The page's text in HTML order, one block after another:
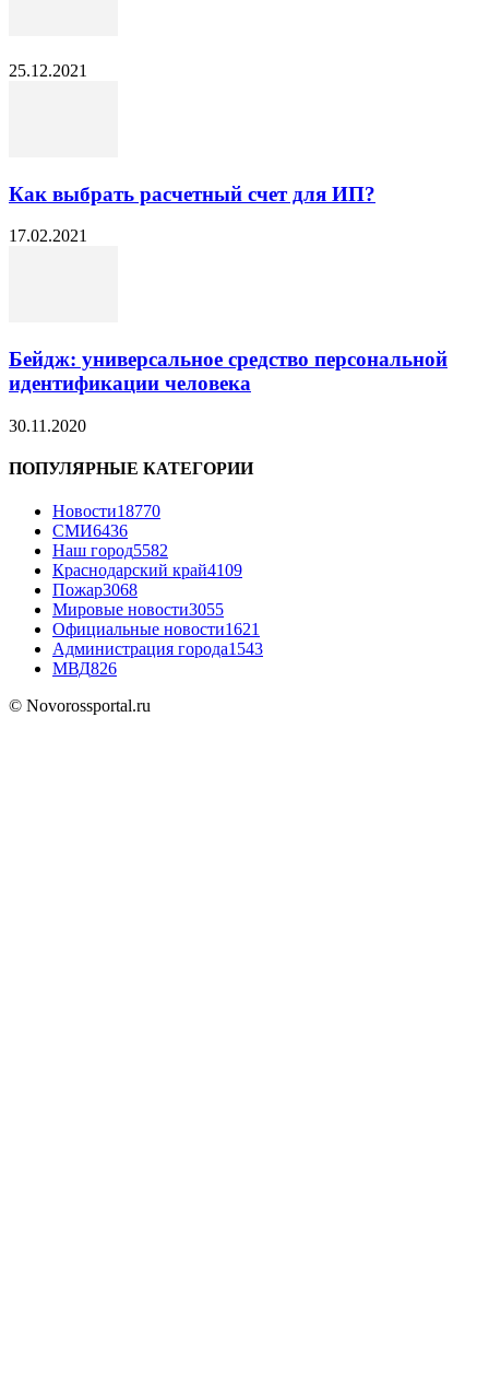
25.12.2021
Как выбрать расчетный счет для ИП?
17.02.2021
Бейдж: универсальное средство персональной
идентификации человека
30.11.2020
ПОПУЛЯРНЫЕ КАТЕГОРИИ
Новости18770
СМИ6436
Наш город5582
Краснодарский край4109
Пожар3068
Мировые новости3055
Официальные новости1621
Администрация города1543
МВД826
© Novorossportal.ru